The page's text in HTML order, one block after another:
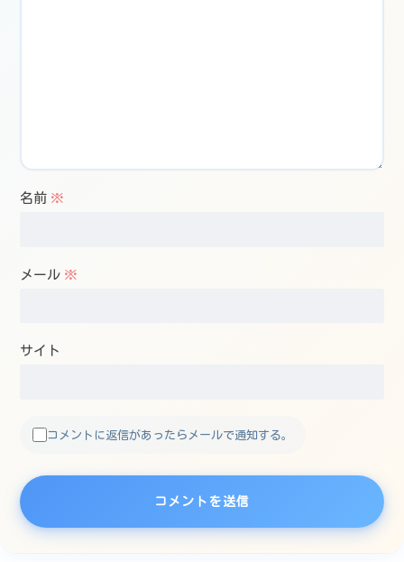
名前 ※
メール ※
サイト
コメントに返信があったらメールで通知する。